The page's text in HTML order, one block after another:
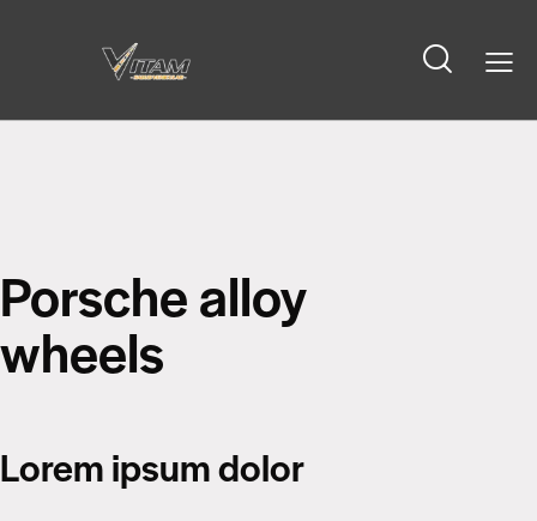
Porsche alloy
wheels
Lorem ipsum dolor